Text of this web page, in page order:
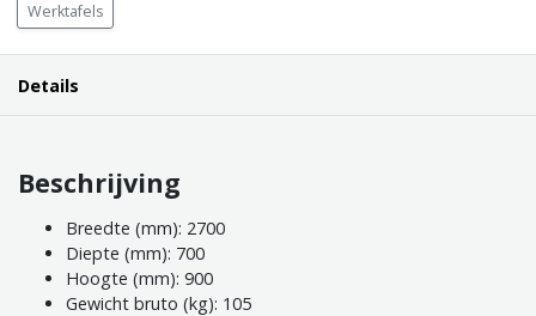
Werktafels
Details
Beschrijving
Breedte (mm): 2700
Diepte (mm): 700
Hoogte (mm): 900
Gewicht bruto (kg): 105